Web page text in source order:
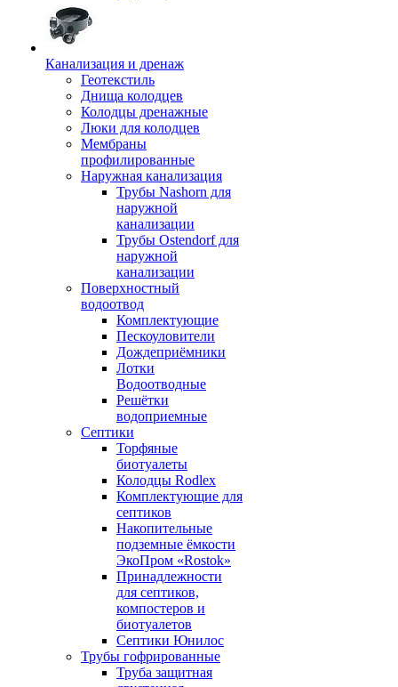
Канализация и дренаж
Геотекстиль
Днища колодцев
Колодцы дренажные
Люки для колодцев
Мембраны
профилированные
Наружная канализация
Трубы Nashorn для
наружной
канализации
Трубы Ostendorf для
наружной
канализации
Поверхностный
водоотвод
Комплектующие
Пескоуловители
Дождеприёмники
Лотки
Водоотводные
Решётки
водоприемные
Септики
Торфяные
биотуалеты
Колодцы Rodlex
Комплектующие для
септиков
Накопительные
подземные ёмкости
ЭкоПром «Rostok»
Принадлежности
для септиков,
компостеров и
биотуалетов
Септики Юнилос
Трубы гофрированные
Труба защитная